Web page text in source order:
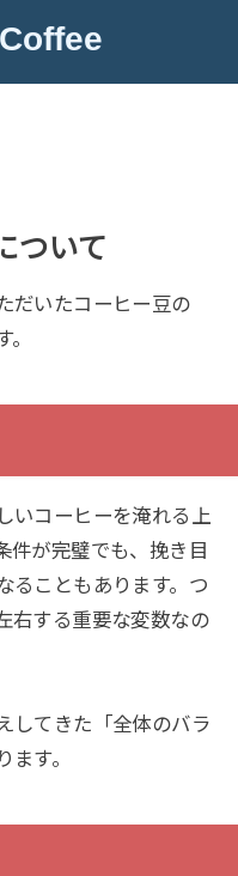
ついて
だいたコーヒー豆の
いコーヒーを淹れる上
件が完璧でも、挽き目
ることもあります。つ
右する重要な変数なの
してきた「全体のバラ
す。